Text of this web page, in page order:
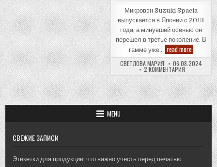
Микровэн Suzuki Spacia
выпускается в Японии с 2013
года, а минувшей осенью он
перешел в третье поколение. В
гамме уже… read moreНовый
Suzuki
Spacia
Gear:
микровэн
в
шкуре
СВЕТЛОВА МАРИЯ 06.08.2024
2 КОММЕНТАРИЯ
ЗАПИСИ
НОВЫЙ
SUZUKI
SPACIA
GEAR:
МИКРОВЭН
КРОССОВЕРА
MENU
СВЕЖИЕ ЗАПИСИ
Этикетки для продукции: что важно учесть перед печатью